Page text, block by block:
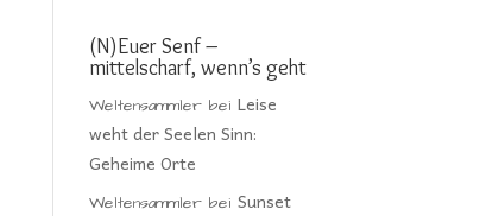
(N)Euer Senf –
mittelscharf, wenn’s geht
Weltensammler beiLeise
weht der Seelen Sinn:
Geheime Orte
Weltensammler beiSunset